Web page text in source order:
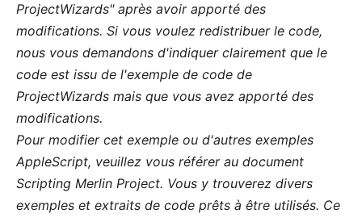
ProjectWizards" après avoir apporté des
modifications. Si vous voulez redistribuer le code,
nous vous demandons d'indiquer clairement que le
code est issu de l'exemple de code de
ProjectWizards mais que vous avez apporté des
modifications.
Pour modifier cet exemple ou d'autres exemples
AppleScript, veuillez vous référer au document
Scripting Merlin Project. Vous y trouverez divers
exemples et extraits de code prêts à être utilisés. Ce